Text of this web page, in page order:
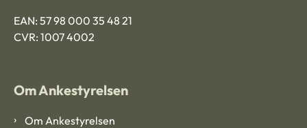
EAN: 57 98 000 35 48 21
CVR: 1007 4002
Om Ankestyrelsen
Om Ankestyrelsen